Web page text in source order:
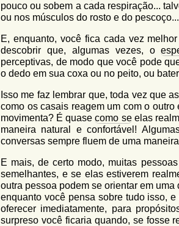
pouco ou sobem a cada respiração...
ou nos músculos do rosto e do pescoço...
E, enquanto, você fica cada vez
descobrir que, algumas vezes, o
perceptivas, de modo que você pode
o dedo em sua coxa ou no peito, ou
Isso me faz lembrar que, toda vez que
como os casais reagem um com o
movimenta? É quasecomo seelas
maneira natural e confortável!
conversas sempre fluem de uma
E mais, de certo modo, muitas
semelhantes, e se elas estiverem
outra pessoa podem se orientar em
enquanto você pensa sobre tudo isso,
oferecer imediatamente, para
surpreso você ficaria quando, se fosse